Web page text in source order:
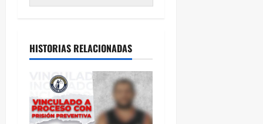
HISTORIAS RELACIONADAS